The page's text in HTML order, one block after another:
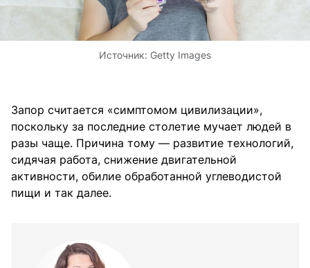
Источник: Getty Images
Запор считается «симптомом цивилизации»,
поскольку за последние столетие мучает людей в
разы чаще. Причина тому — развитие технологий,
сидячая работа, снижение двигательной
активности, обилие обработанной углеводистой
пищи и так далее.